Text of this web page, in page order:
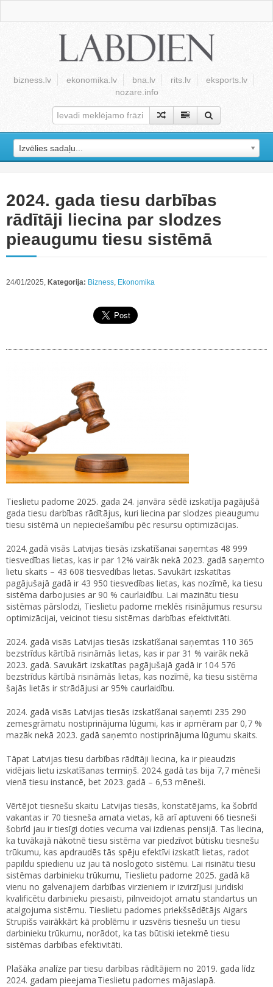
bizness.lv ekonomika.lv bna.lv rits.lv
eksports.lv
nozare.info
Izvēlies sadaļu...
2024. gada tiesu darbības
rādītāji liecina par slodzes
pieaugumu tiesu sistēmā
24/01/2025, Kategorija: Bizness, Ekonomika
Tieslietu padome 2025. gada 24. janvāra sēdē izskatīja pagājušā
gada tiesu darbības rādītājus, kuri liecina par slodzes pieaugumu
tiesu sistēmā un nepieciešamību pēc resursu optimizācijas.
2024. gadā visās Latvijas tiesās izskatīšanai saņemtas 48 999
tiesvedības lietas, kas ir par 12% vairāk nekā 2023. gadā saņemto
lietu skaits – 43 608 tiesvedības lietas. Savukārt izskatītas
pagājušajā gadā ir 43 950 tiesvedības lietas, kas nozīmē, ka tiesu
sistēma darbojusies ar 90 % caurlaidību. Lai mazinātu tiesu
sistēmas pārslodzi, Tieslietu padome meklēs risinājumus resursu
optimizācijai, veicinot tiesu sistēmas darbības efektivitāti.
2024. gadā visās Latvijas tiesās izskatīšanai saņemtas 110 365
bezstrīdus kārtībā risināmās lietas, kas ir par 31 % vairāk nekā
2023. gadā. Savukārt izskatītas pagājušajā gadā ir 104 576
bezstrīdus kārtībā risināmās lietas, kas nozīmē, ka tiesu sistēma
šajās lietās ir strādājusi ar 95% caurlaidību.
2024. gadā visās Latvijas tiesās izskatīšanai saņemti 235 290
zemesgrāmatu nostiprinājuma lūgumi, kas ir apmēram par 0,7 %
mazāk nekā 2023. gadā saņemto nostiprinājuma lūgumu skaits.
Tāpat Latvijas tiesu darbības rādītāji liecina, ka ir pieaudzis
vidējais lietu izskatīšanas termiņš. 2024. gadā tas bija 7,7 mēneši
vienā tiesu instancē, bet 2023. gadā – 6,53 mēneši.
Vērtējot tiesnešu skaitu Latvijas tiesās, konstatējams, ka šobrīd
vakantas ir 70 tiesneša amata vietas, kā arī aptuveni 66 tiesneši
šobrīd jau ir tiesīgi doties vecuma vai izdienas pensijā. Tas liecina,
ka tuvākajā nākotnē tiesu sistēma var piedzīvot būtisku tiesnešu
trūkumu, kas apdraudēs tās spēju efektīvi izskatīt lietas, radot
papildu spiedienu uz jau tā noslogoto sistēmu. Lai risinātu tiesu
sistēmas darbinieku trūkumu, Tieslietu padome 2025. gadā kā
vienu no galvenajiem darbības virzieniem ir izvirzījusi juridiski
kvalificētu darbinieku piesaisti, pilnveidojot amatu standartus un
atalgojuma sistēmu. Tieslietu padomes priekšsēdētājs Aigars
Strupišs vairākkārt kā problēmu ir uzsvēris tiesnešu un tiesu
darbinieku trūkumu, norādot, ka tas būtiski ietekmē tiesu
sistēmas darbības efektivitāti.
Plašāka analīze par tiesu darbības rādītājiem no 2019. gada līdz
2024. gadam pieejama Tieslietu padomes mājaslapā.